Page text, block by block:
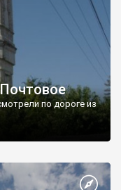
по дороге из